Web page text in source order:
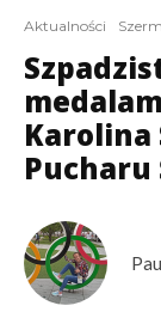
Aktualności
Karolina
Pucharu